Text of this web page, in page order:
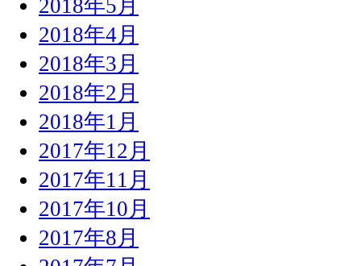
2018年5月
2018年4月
2018年3月
2018年2月
2018年1月
2017年12月
2017年11月
2017年10月
2017年8月